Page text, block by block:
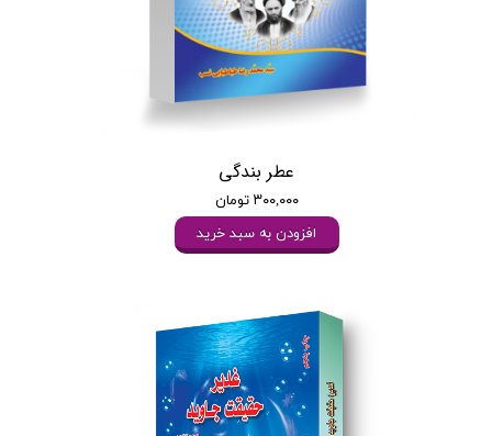
عطر بندگی
۳۰۰,۰۰۰ تومان
افزودن به سبد خرید